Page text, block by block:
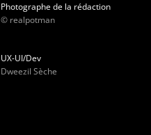
Photographe de la rédaction
© realpotman
UX-UI/Dev
Dweezil Sèche